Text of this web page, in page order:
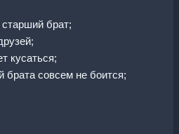
брат;
кусаться;
брата совсем не боится;